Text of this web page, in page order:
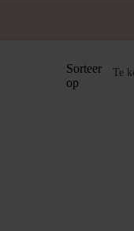
Sorteer
op